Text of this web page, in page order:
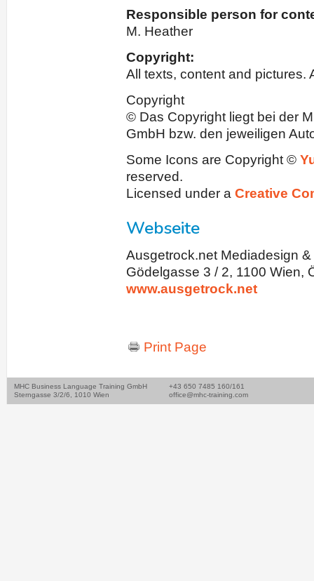
Responsible person for
M. Heather
Copyright:
All texts, content and pictures.
Copyright
© Das Copyright liegt bei der
GmbH bzw. den jeweiligen
Some Icons are Copyright ©
reserved.
Licensed under a Creative
Webseite
Ausgetrock.net Mediadesign
Gödelgasse 3 / 2, 1100 Wien,
www.ausgetrock.net
Print Page
MHC Business Language Training GmbH
Sterngasse 3/2/6, 1010 Wien
+43 650 7485 160/161
office@mhc-training.com